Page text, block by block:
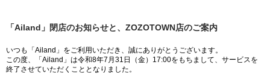
「Ailand」閉店のお知らせと、ZOZOTOWN店のご案内
いつも「Ailand」をご利用いただき、誠にありがとうございます。
この度、「Ailand」は令和8年7月31日（金）17:00をもちまして、サービスを
終了させていただくこととなりました。